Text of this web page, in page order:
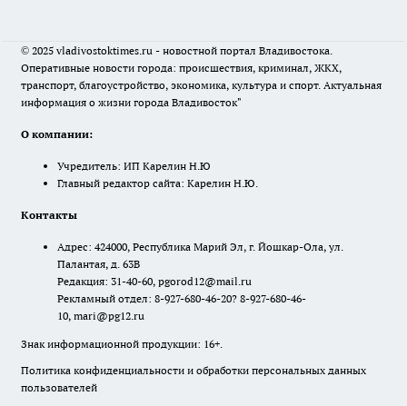
© 2025 vladivostoktimes.ru - новостной портал Владивостока.
Оперативные новости города: происшествия, криминал, ЖКХ,
транспорт, благоустройство, экономика, культура и спорт. Актуальная
информация о жизни города Владивосток"
О компании:
Учредитель: ИП Карелин Н.Ю
Главный редактор сайта: Карелин Н.Ю.
Контакты
Адрес: 424000, Республика Марий Эл, г. Йошкар-Ола, ул.
Палантая, д. 63В
Редакция: 31-40-60, pgorod12@mail.ru
Рекламный отдел: 8-927-680-46-20? 8-927-680-46-
10, mari@pg12.ru
Знак информационной продукции: 16+.
Политика конфиденциальности и обработки персональных данных
пользователей